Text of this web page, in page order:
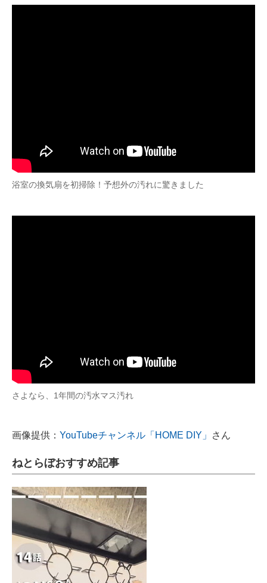
浴室の換気扇を初掃除！予想外の汚れに驚きました
さよなら、1年間の汚水マス汚れ
画像提供： YouTubeチャンネル「HOME DIY」 さん
ねとらぼおすすめ記事